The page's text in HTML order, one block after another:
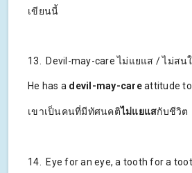
เขียนนี้
13. Devil-may-care ไม่แยแส / ไม่สน
He has a devil-may-careattitude to
เขาเป็นคนที่มีทัศนคติไม่แยแสกับชีวิต
14. Eye for an eye, a tooth for a